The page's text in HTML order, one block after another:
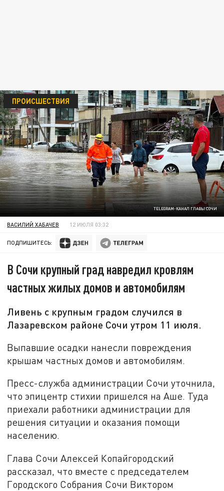
TELEGRAM-КАНАЛ ГЛАВЫ СОЧИ
ПРОИСШЕСТВИЯ
ВАСИЛИЙ ХАБАЧЕВ 12 ИЮЛЯ 03:32
ПОДПИШИТЕСЬ:
В Сочи крупный град навредил кровлям
частных жилых домов и автомобилям
Ливень с крупным градом случился в
Лазаревском районе Сочи утром 11 июля.
Выпавшие осадки нанесли повреждения
крышам частных домов и автомобилям.
Пресс-служба администрации Сочи уточнила,
что эпицентр стихии пришелся на Аше. Туда
приехали работники администрации для
решения ситуации и оказания помощи
населению.
Глава Сочи Алексей Копайгородский
рассказал, что вместе с председателем
Городского Собрания Сочи Виктором